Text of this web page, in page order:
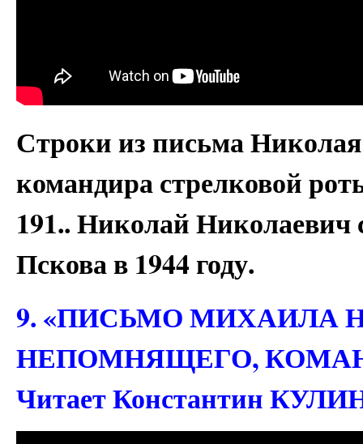
Строки из письма
командира стрелковой
191.. Николай Николаевич
Пскова в 1944 году.
9. «ПИСЬМО МИХАИЛА
НЕПОМНЯЩЕГО,
Читает Константин